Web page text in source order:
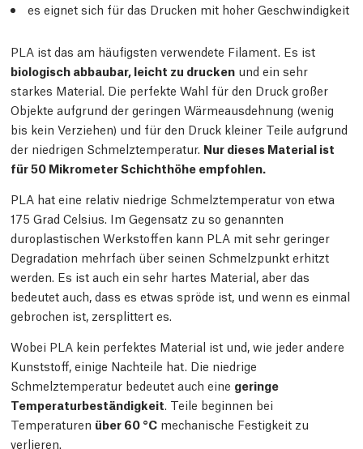
es eignet sich für das Drucken mit hoher Geschwindigkeit
PLA ist das am häufigsten verwendete Filament. Es ist
biologisch abbaubar, leicht zu drucken und ein sehr
starkes Material. Die perfekte Wahl für den Druck großer
Objekte aufgrund der geringen Wärmeausdehnung (wenig
bis kein Verziehen) und für den Druck kleiner Teile aufgrund
der niedrigen Schmelztemperatur. Nur dieses Material ist
für 50 Mikrometer Schichthöhe empfohlen.
PLA hat eine relativ niedrige Schmelztemperatur von etwa
175 Grad Celsius. Im Gegensatz zu so genannten
duroplastischen Werkstoffen kann PLA mit sehr geringer
Degradation mehrfach über seinen Schmelzpunkt erhitzt
werden. Es ist auch ein sehr hartes Material, aber das
bedeutet auch, dass es etwas spröde ist, und wenn es einmal
gebrochen ist, zersplittert es.
Wobei PLA kein perfektes Material ist und, wie jeder andere
Kunststoff, einige Nachteile hat. Die niedrige
Schmelztemperatur bedeutet auch eine geringe
Temperaturbeständigkeit. Teile beginnen bei
Temperaturen über 60 °C mechanische Festigkeit zu
verlieren.